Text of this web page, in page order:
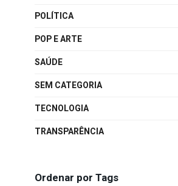
POLÍTICA
POP E ARTE
SAÚDE
SEM CATEGORIA
TECNOLOGIA
TRANSPARÊNCIA
Ordenar por Tags